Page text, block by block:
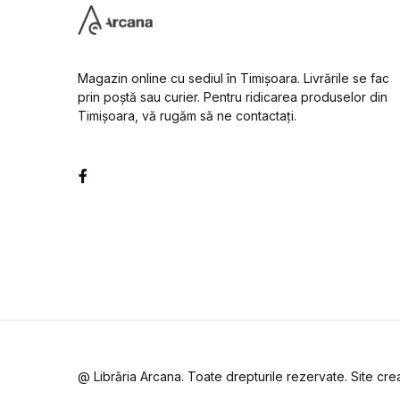
Magazin online cu sediul în Timișoara. Livrările se fac
prin poștă sau curier. Pentru ridicarea produselor din
Timișoara, vă rugăm să ne contactați.
@ Librăria Arcana. Toate drepturile rezervate. Site